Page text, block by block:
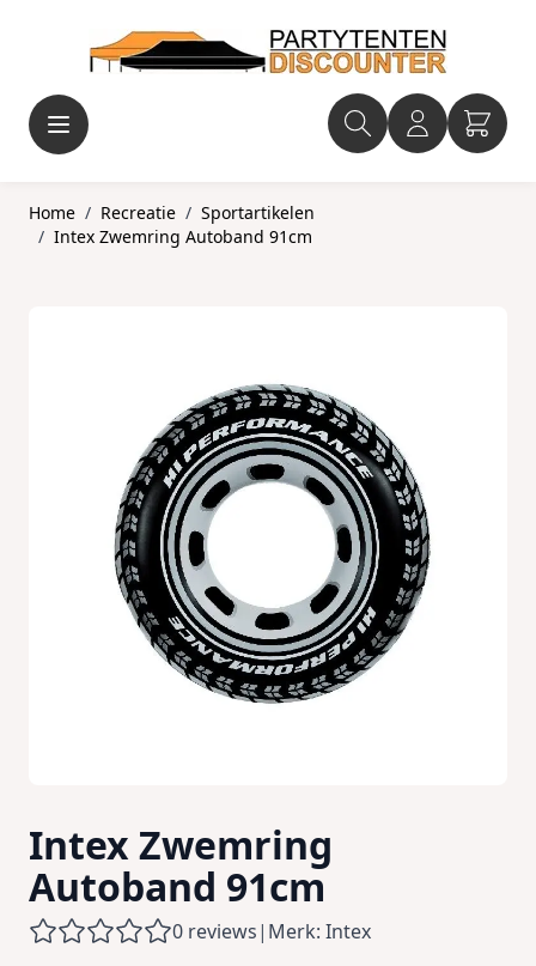
Home / Recreatie / Sportartikelen
/ Intex Zwemring Autoband 91cm
Intex Zwemring
Autoband 91cm
0 reviews| Merk: Intex